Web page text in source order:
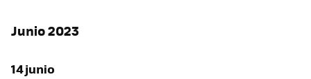
Junio 2023
14 junio